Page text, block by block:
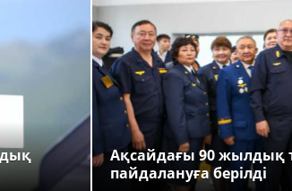
Ақсайдағы 90 жылдық
пайдалануға берілді